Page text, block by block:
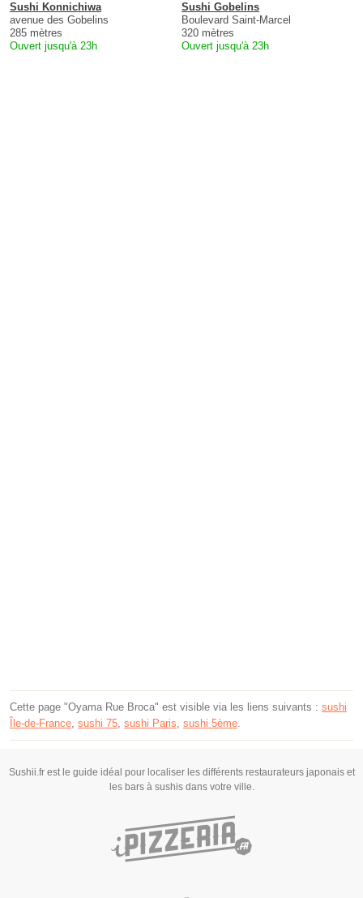
Sushi Konnichiwa
avenue des Gobelins
285 mètres
Ouvert jusqu'à 23h
Sushi Gobelins
Boulevard Saint-Marcel
320 mètres
Ouvert jusqu'à 23h
Cette page "Oyama Rue Broca" est visible via les liens suivants : sushi
Île-de-France, sushi 75, sushi Paris, sushi 5ème.
Sushii.fr est le guide idéal pour localiser les différents restaurateurs japonais et
les bars à sushis dans votre ville.